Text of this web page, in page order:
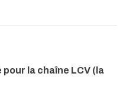
la chaîne LCV (la